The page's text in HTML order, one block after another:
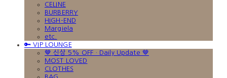
CELINE
BURBERRY
HIGH-END
Margiela
etc.
🔑 VIP LOUNGE
🤎 신상 5% OFF · Daily Update 🤎
MOST LOVED
CLOTHES